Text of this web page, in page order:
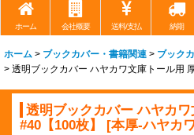
ホーム 会社概要 送料/支払 納期
ホーム > ブックカバー・書籍関連 > ブック
> 透明ブックカバー ハヤカワ文庫トール用
透明ブックカバー ハヤカ
#40【100枚】
[本厚-ハヤカ